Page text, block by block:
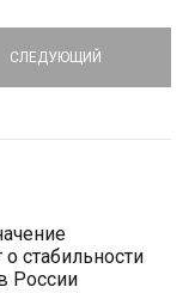
СЛЕДУЮЩИЙ
стабильности
России